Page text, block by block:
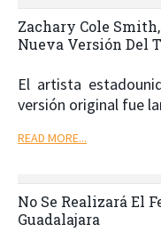
Zachary Cole
Nueva Versión Del
El artista
versión original fue
READ MORE...
No Se Realizará El
Guadalajara